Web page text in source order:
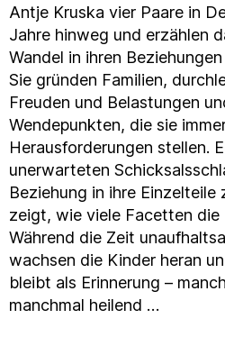
Antje Kruska vier Paare in
Jahre hinweg und erzählen
Wandel in ihren
Sie gründen Familien,
Freuden und Belastungen
Wendepunkten, die sie
Herausforderungen stellen.
unerwarteten
Beziehung in ihre Einzelteile
zeigt, wie viele Facetten die
Während die Zeit
wachsen die Kinder heran
bleibt als Erinnerung –
manchmal heilend …